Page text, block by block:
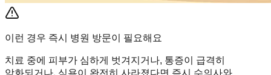
이런 경우 즉시 병원 방문이 필요해요
치료 중에 피부가 심하게 벗겨지거나, 통증이 급격히
악화되거나, 식욕이 완전히 사라졌다면 즉시 수의사와